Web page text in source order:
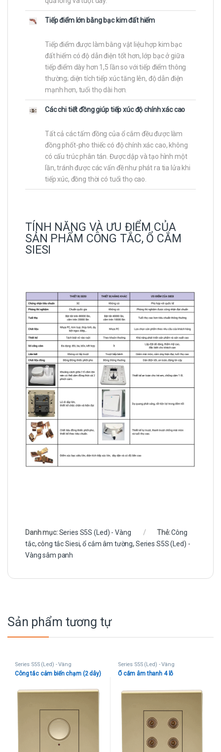
Tiếp điểm lớn bằng bạc kim đất hiếm
Tiếp điểm được làm bằng vật liệu hợp kim bạc
đất hiếm có độ dẫn điện tốt hơn, lớp bạc ở giữa
tiếp điểm dày hơn 1,5 lần so với tiếp điểm thông
thường; diện tích tiếp xúc tăng lên, độ dẫn điện
mạnh hơn, tuổi thọ dài hơn.
Các chi tiết đồng giúp tiếp xúc độ chính xác cao
Tất cả các tấm đồng của ổ cắm đều được làm
đồng phốt-pho thiếc có độ chính xác cao, không
có cấu trúc phân tán. Được dập và tạo hình một
lần, tránh được các vấn đề như phát ra tia lửa khi
tiếp xúc, đồng thời có tuổi thọ cao.
TÍNH NĂNG VÀ ƯU ĐIỂM CỦA
SẢN PHẨM CÔNG TẮC, Ổ CẮM
SIESI
Danh mục:Series S5S (Led) - Vàng Thẻ:Công
tắc,công tắc Siesi,ổ cắm âm tường,Series S5S (Led) -
Vàng sâm panh
Sản phẩm tương tự
Series S5S (Led) - Vàng
Công tắc cảm biến chạm (2 dây)
Series S5S (Led) - Vàng
Ổ cắm âm thanh 4 lỗ